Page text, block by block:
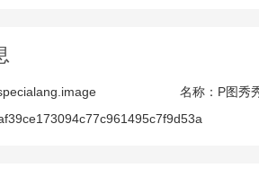
名称： P图秀